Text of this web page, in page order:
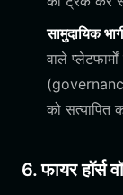
सामुदायिक
वाले
को सत्यापित
6. फायर हॉर्स